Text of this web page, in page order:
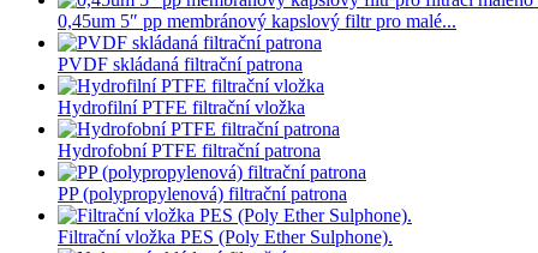
0,45um 5″ pp membránový kapslový filtr pro malé...
PVDF skládaná filtrační patrona
Hydrofilní PTFE filtrační vložka
Hydrofobní PTFE filtrační patrona
PP (polypropylenová) filtrační patrona
Filtrační vložka PES (Poly Ether Sulphone).